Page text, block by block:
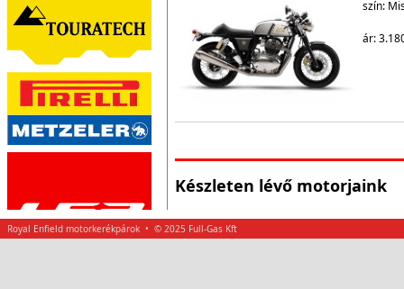
szín:
ár:
Készleten lévő motorjaink
Royal Enfield motorkerékpárok • © 2025 Full-Gas Kft